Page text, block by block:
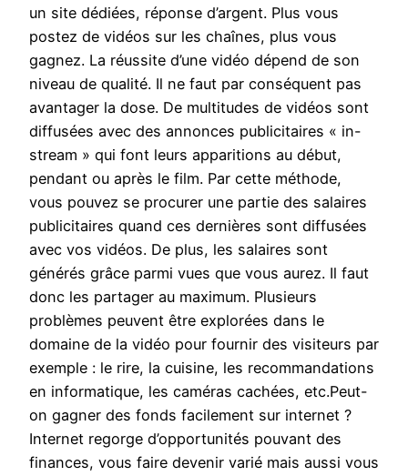
un site dédiées, réponse d’argent. Plus vous
postez de vidéos sur les chaînes, plus vous
gagnez. La réussite d’une vidéo dépend de son
niveau de qualité. Il ne faut par conséquent pas
avantager la dose. De multitudes de vidéos sont
diffusées avec des annonces publicitaires « in-
stream » qui font leurs apparitions au début,
pendant ou après le film. Par cette méthode,
vous pouvez se procurer une partie des salaires
publicitaires quand ces dernières sont diffusées
avec vos vidéos. De plus, les salaires sont
générés grâce parmi vues que vous aurez. Il faut
donc les partager au maximum. Plusieurs
problèmes peuvent être explorées dans le
domaine de la vidéo pour fournir des visiteurs par
exemple : le rire, la cuisine, les recommandations
en informatique, les caméras cachées, etc.Peut-
on gagner des fonds facilement sur internet ?
Internet regorge d’opportunités pouvant des
finances, vous faire devenir varié mais aussi vous